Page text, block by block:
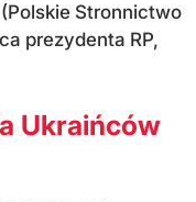
Stronnictwo
prezydenta RP,
Ukraińców